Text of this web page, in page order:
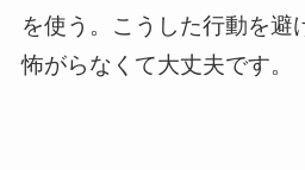
を使う。こうした行動を避
怖がらなくて大丈夫です。